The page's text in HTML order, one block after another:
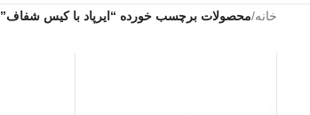
خانه/محصولات برچسب خورده “ایرپاد با کیس شفاف”